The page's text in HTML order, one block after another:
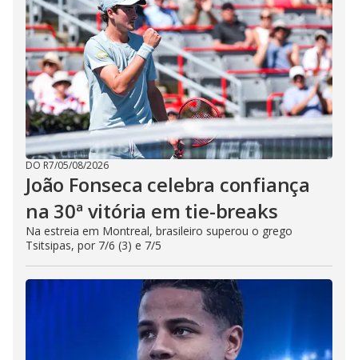
DO R7/05/08/2026
João Fonseca celebra confiança
na 30ª vitória em tie-breaks
Na estreia em Montreal, brasileiro superou o grego
Tsitsipas, por 7/6 (3) e 7/5